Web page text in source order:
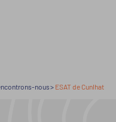
nous En cours :
ESAT de Cunlhat